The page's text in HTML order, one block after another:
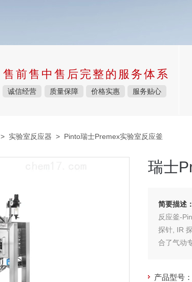
售前售中售后完整的服务体系
诚信经营 质量保障 价格实惠 服务贴心
> 实验室反应器 > Pinto瑞士Premex实验室反应釜
瑞士
简要描述：
反应釜-
探针, IR
合了气动
产品型号：